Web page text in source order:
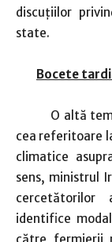
discuţiilor
state.
Bocete
O altă temă
cea referitoare
climatice
sens, ministrul
cercetătorilor
identifice